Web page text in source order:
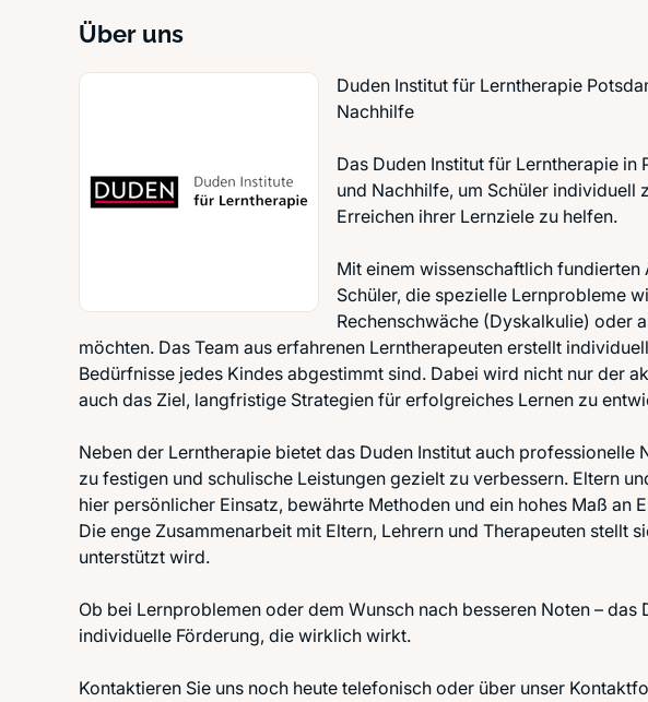
Über uns
Duden Institut für Lerntherapie
Nachhilfe
Das Duden Institut für Lerntherapie
und Nachhilfe, um Schüler individuell
Erreichen ihrer Lernziele zu helfen.
Mit einem wissenschaftlich
Schüler, die spezielle Lernprobleme
Rechenschwäche (Dyskalkulie) oder
möchten. Das Team aus erfahrenen Lerntherapeuten erstellt
Bedürfnisse jedes Kindes abgestimmt sind. Dabei wird nicht nur der
auch das Ziel, langfristige Strategien für erfolgreiches Lernen zu
Neben der Lerntherapie bietet das Duden Institut auch professionelle
zu festigen und schulische Leistungen gezielt zu verbessern. Eltern
hier persönlicher Einsatz, bewährte Methoden und ein hohes Maß an
Die enge Zusammenarbeit mit Eltern, Lehrern und Therapeuten stellt
unterstützt wird.
Ob bei Lernproblemen oder dem Wunsch nach besseren Noten – das
individuelle Förderung, die wirklich wirkt.
Kontaktieren Sie uns noch heute telefonisch oder über unser